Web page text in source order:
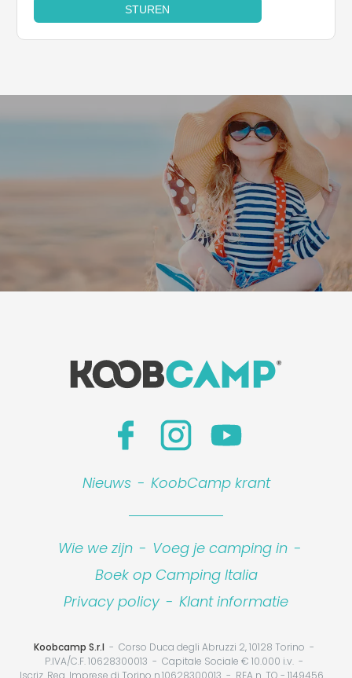
STUREN
Nieuws - KoobCamp krant
Wie we zijn - Voeg je camping in -
Boek op Camping Italia
Privacy policy - Klant informatie
Koobcamp S.r.l
Corso Duca degli Abruzzi 2, 10128 Torino
P.IVA/C.F. 10628300013
Capitale Sociale € 10.000 i.v.
Iscriz. Reg. Imprese di Torino n.10628300013
REA n. TO - 1149456